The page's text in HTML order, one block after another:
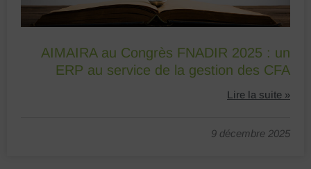
AIMAIRA au Congrès FNADIR 2025 : un
ERP au service de la gestion des CFA
Lire la suite »
9 décembre 2025